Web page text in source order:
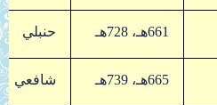
661هـ، 728هـ حنبلي
665هـ، 739هـ شافعي